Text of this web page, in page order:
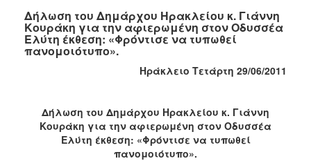
Δήλωση του Δημάρχου Ηρακλείου κ. Γιάννη
Κουράκη για την αφιερωμένη στον Οδυσσέα
Ελύτη έκθεση: «Φρόντισε να τυπωθεί
πανομοιότυπο».
Ηράκλειο Τετάρτη 29/06/2011
Δήλωση του Δημάρχου Ηρακλείου κ. Γιάννη
Κουράκη για την αφιερωμένη στον Οδυσσέα
Ελύτη έκθεση: «Φρόντισε να τυπωθεί
πανομοιότυπο».